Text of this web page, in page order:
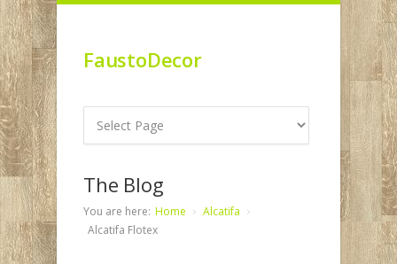
FaustoDecor
The Blog
You are here: Home
Alcatifa
Alcatifa Flotex